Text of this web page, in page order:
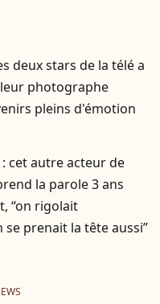
deux stars de la télé a
photographe
pleins d'émotion
cet autre acteur de
la parole 3 ans
“on rigolait
prenait la tête aussi”